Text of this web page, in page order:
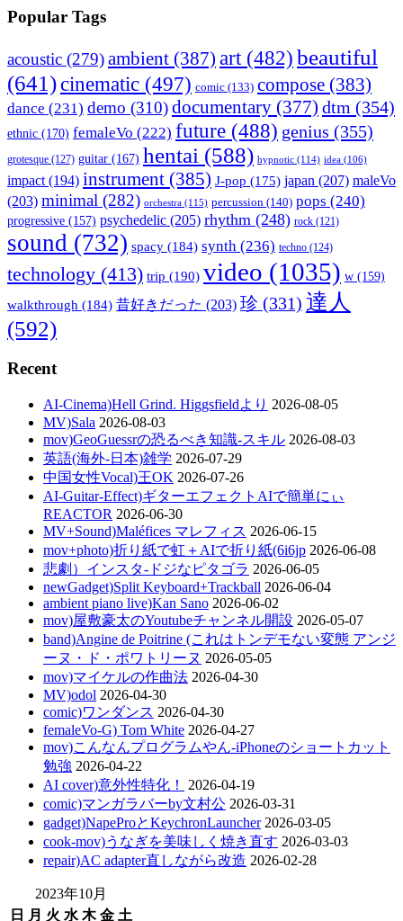
Popular Tags
acoustic (279)ambient (387) art(482) beautiful
(641)cinematic (497) comic (133) compose (383)
dance (231) demo (310)documentary (377) dtm (354)
ethnic (170) femaleVo (222) future (488) genius (355)
grotesque (127) guitar (167) hentai (588) hypnotic (114) idea (106)
impact (194) instrument (385) J-pop (175) japan (207) maleVo
(203) minimal (282) orchestra (115) percussion (140) pops (240)
progressive (157) psychedelic (205) rhythm (248) rock (121)
sound (732) spacy (184) synth (236) techno (124)
technology (413) trip (190) video (1035) w (159)
walkthrough (184) 昔好きだった (203) 珍 (331) 達人
(592)
Recent
AI-Cinema)Hell Grind. Higgsfieldより 2026-08-05
MV)Sala 2026-08-03
mov)GeoGuessrの恐るべき知識-スキル 2026-08-03
英語(海外-日本)雑学 2026-07-29
中国女性Vocal)王OK 2026-07-26
AI-Guitar-Effect)ギターエフェクトAIで簡単にぃ
REACTOR 2026-06-30
MV+Sound)Maléfices マレフィス 2026-06-15
mov+photo)折り紙で虹＋AIで折り紙(6i6jp 2026-06-08
悲劇）インスタ-ドジなピタゴラ 2026-06-05
newGadget)Split Keyboard+Trackball 2026-06-04
ambient piano live)Kan Sano 2026-06-02
mov)屋敷豪太のYoutubeチャンネル開設 2026-05-07
band)Angine de Poitrine (これはトンデモない変態 アンジ
ーヌ・ド・ポワトリーヌ 2026-05-05
mov)マイケルの作曲法 2026-04-30
MV)odol 2026-04-30
comic)ワンダンス 2026-04-30
femaleVo-G) Tom White 2026-04-27
mov)こんなんプログラムやん-iPhoneのショートカット
勉強 2026-04-22
AI cover)意外性特化！
2026-04-19
comic)マンガラバーby文村公 2026-03-31
gadget)NapeProとKeychronLauncher 2026-03-05
cook-mov)うなぎを美味しく焼き直す 2026-03-03
repair)AC adapter直しながら改造 2026-02-28
2023年10月
日
月 火 水 木 金 土